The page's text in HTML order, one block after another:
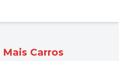
Mais Carros